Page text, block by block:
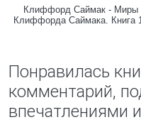
Клиффорд Саймак - Миры
Клиффорда Саймака. Книга
Понравилась
комментарий,
впечатлениями